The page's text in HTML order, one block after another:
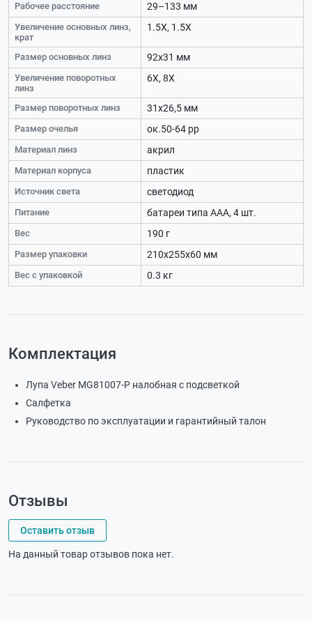
Рабочее расстояние 29–133 мм
Увеличение основных линз,
крат
1.5Х, 1.5Х
Размер основных линз 92х31 мм
Увеличение поворотных
линз
6Х, 8Х
Размер поворотных линз 31х26,5 мм
Размер очелья ок.50-64 рр
Материал линз акрил
Материал корпуса пластик
Источник света светодиод
Питание батареи типа ААА, 4 шт.
Вес 190 г
Размер упаковки 210х255х60 мм
Вес с упаковкой 0.3 кг
Комплектация
Лупа Veber MG81007-P налобная с подсветкой
Салфетка
Руководство по эксплуатации и гарантийный талон
Отзывы
Оставить отзыв
На данный товар отзывов пока нет.